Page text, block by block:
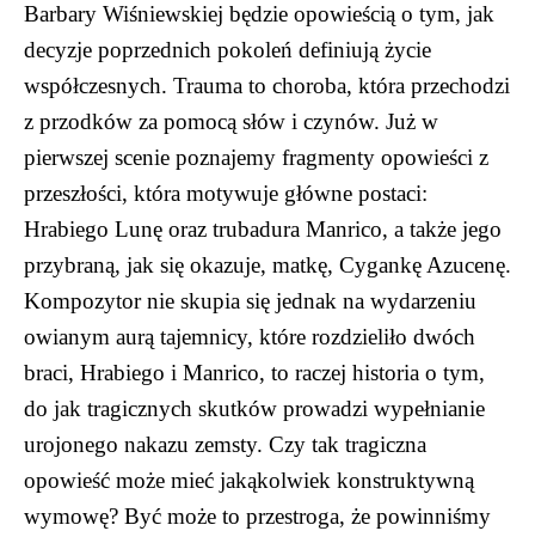
Barbary Wiśniewskiej będzie opowieścią o tym, jak
decyzje poprzednich pokoleń definiują życie
współczesnych. Trauma to choroba, która przechodzi
z przodków za pomocą słów i czynów. Już w
pierwszej scenie poznajemy fragmenty opowieści z
przeszłości, która motywuje główne postaci:
Hrabiego Lunę oraz trubadura Manrico, a także jego
przybraną, jak się okazuje, matkę, Cygankę Azucenę.
Kompozytor nie skupia się jednak na wydarzeniu
owianym aurą tajemnicy, które rozdzieliło dwóch
braci, Hrabiego i Manrico, to raczej historia o tym,
do jak tragicznych skutków prowadzi wypełnianie
urojonego nakazu zemsty. Czy tak tragiczna
opowieść może mieć jakąkolwiek konstruktywną
wymowę? Być może to przestroga, że powinniśmy